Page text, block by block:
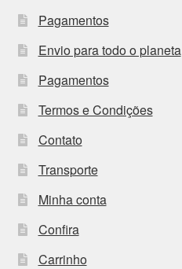
Pagamentos
Envio para todo o planeta
Pagamentos
Termos e Condições
Contato
Transporte
Minha conta
Confira
Carrinho